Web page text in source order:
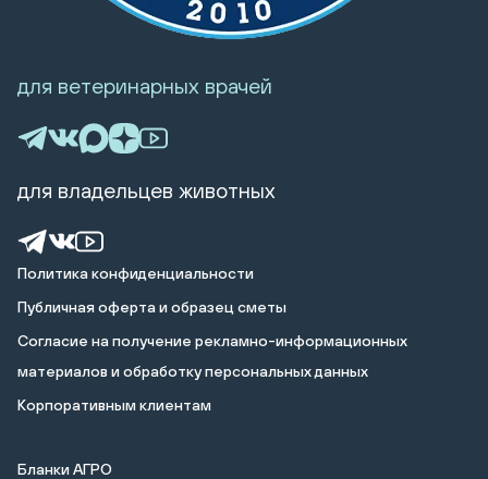
Политика конфиденциальности
Публичная оферта и образец сметы
Cогласие на получение рекламно-информационных
материалов и обработку персональных данных
Корпоративным клиентам
Бланки АГРО
для ветеринарных врачей
для владельцев животных